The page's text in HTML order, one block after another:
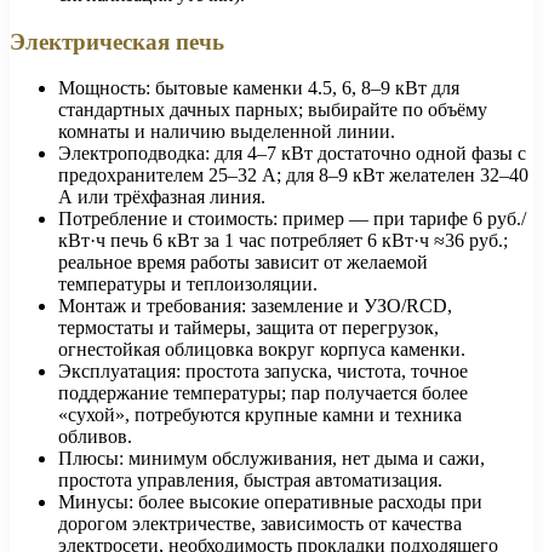
Электрическая печь
Мощность: бытовые каменки 4.5, 6, 8–9 кВт для
стандартных дачных парных; выбирайте по объёму
комнаты и наличию выделенной линии.
Электроподводка: для 4–7 кВт достаточно одной фазы с
предохранителем 25–32 А; для 8–9 кВт желателен 32–40
А или трёхфазная линия.
Потребление и стоимость: пример — при тарифе 6 руб./
кВт·ч печь 6 кВт за 1 час потребляет 6 кВт·ч ≈36 руб.;
реальное время работы зависит от желаемой
температуры и теплоизоляции.
Монтаж и требования: заземление и УЗО/RCD,
термостаты и таймеры, защита от перегрузок,
огнестойкая облицовка вокруг корпуса каменки.
Эксплуатация: простота запуска, чистота, точное
поддержание температуры; пар получается более
«сухой», потребуются крупные камни и техника
обливов.
Плюсы: минимум обслуживания, нет дыма и сажи,
простота управления, быстрая автоматизация.
Минусы: более высокие оперативные расходы при
дорогом электричестве, зависимость от качества
электросети, необходимость прокладки подходящего